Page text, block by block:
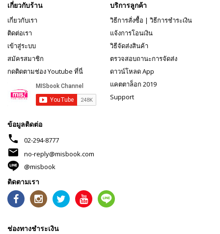
เกี่ยวกับร้าน
เกี่ยวกับเรา
ติดต่อเรา
เข้าสู่ระบบ
สมัครสมาชิก
กดติดตามช่อง Youtube ที่นี่
บริการลูกค้า
วิธีการสั่งซื้อ | วิธีการชำระเงิน
แจ้งการโอนเงิน
วิธีจัดส่งสินค้า
ตรวจสอบถานะการจัดส่ง
ดาวน์โหลด App
แคตตาล็อก 2019
Support
ข้อมูลติดต่อ
phone 02-294-8777
mail
no-reply@misbook.com
@misbook
ติดตามเรา
ช่องทางชำระเงิน